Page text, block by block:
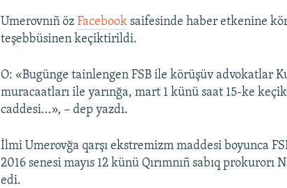
Umerovnıñ özFacebook saifesinde haber etkenine
teşebbüsinen keçiktirildi.
O: «Bugünge tainlengen FSB ile körüşüv advokatlar
muracaatları ile yarınğa, mart 1 künü saat 15-ke
caddesi...», – dep yazdı.
İlmi Umerovğa qarşı ekstremizm maddesi boyunca
2016 senesi mayıs 12 künü Qırımnıñ sabıq
edi.